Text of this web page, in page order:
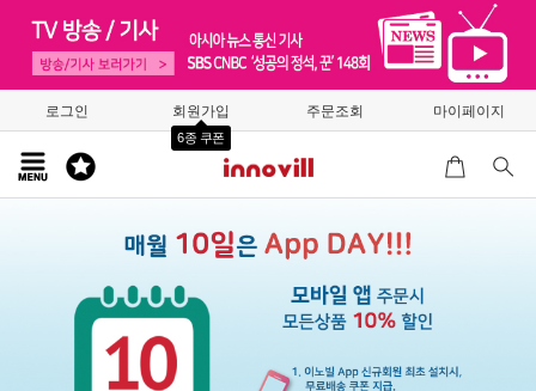
로그인 회원가입
6종 쿠폰
주문조회 마이페이지